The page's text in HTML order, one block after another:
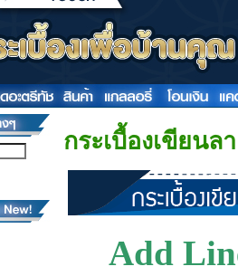
กระเบื้องเขียนล
Add